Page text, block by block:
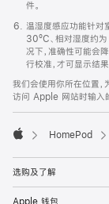
件。
温湿度感应功能针对
30ºC、相对湿度约
况下，准确性可能会
行校准，才可显示结果
我们会使用你所在位置，
访问 Apple 网站时输入
HomePod
选购及了解
Apple 钱包